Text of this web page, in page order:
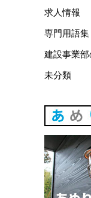
求人情報
専門用語集
建設事業部
未分類